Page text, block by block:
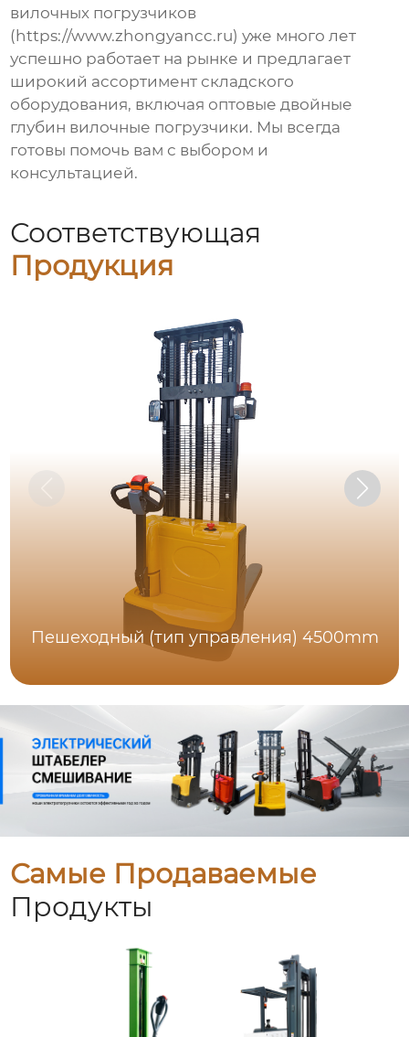
вилочных погрузчиков
(https://www.zhongyancc.ru) уже много лет
успешно работает на рынке и предлагает
широкий ассортимент складского
оборудования, включая оптовые двойные
глубин вилочные погрузчики. Мы всегда
готовы помочь вам с выбором и
консультацией.
Соответствующая
Продукция
Пешеходный (тип управления) 4500mm
Самые Продаваемые
Продукты